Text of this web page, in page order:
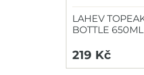
LAHEV
BOTTLE 650ML
219 Kč